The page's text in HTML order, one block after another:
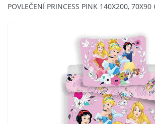
POVLEČENÍ PRINCESS PINK 140X200, 70X90